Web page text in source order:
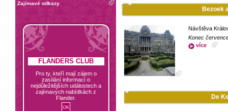
Zajímavé odkazy
FLANDERS CLUB
Pro ty, kteří mají zájem o
zasílání informací o
nejdůležitějších událostech a
zajímavých nabídkách z
Flander.
Bezoek
Návštěva
Konec
více
De